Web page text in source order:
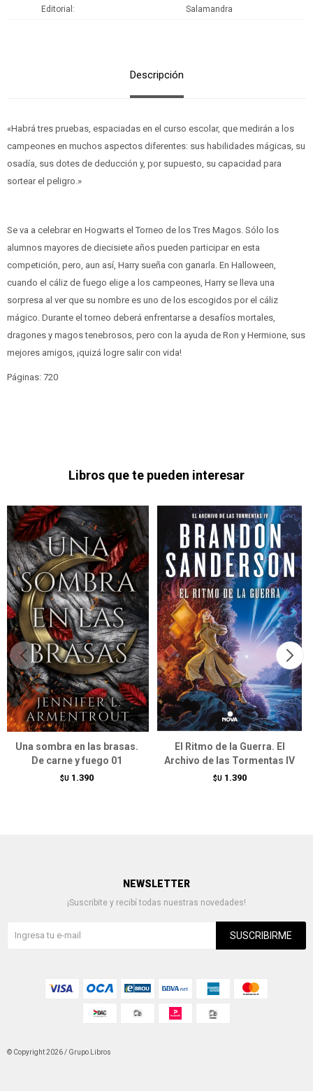
Editorial Salamandra
Descripción
«Habrá tres pruebas, espaciadas en el curso escolar, que medirán a los
campeones en muchos aspectos diferentes: sus habilidades mágicas, su
osadía, sus dotes de deducción y, por supuesto, su capacidad para
sortear el peligro.»
Se va a celebrar en Hogwarts el Torneo de los Tres Magos. Sólo los
alumnos mayores de diecisiete años pueden participar en esta
competición, pero, aun así, Harry sueña con ganarla. En Halloween,
cuando el cáliz de fuego elige a los campeones, Harry se lleva una
sorpresa al ver que su nombre es uno de los escogidos por el cáliz
mágico. Durante el torneo deberá enfrentarse a desafíos mortales,
dragones y magos tenebrosos, pero con la ayuda de Ron y Hermione, sus
mejores amigos, ¡quizá logre salir con vida!
Páginas: 720
Libros que te pueden interesar
Una sombra en las brasas.
De carne y fuego 01
$U 1.390
El Ritmo de la Guerra. El
Archivo de las Tormentas IV
$U 1.390
NEWSLETTER
¡Suscribite y recibí todas nuestras novedades!
SUSCRIBIRME
© Copyright 2026 / Grupo Libros